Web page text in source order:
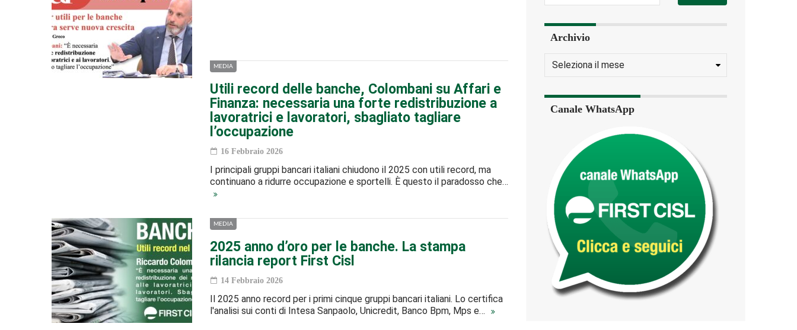
MEDIA
Utili record delle banche, Colombani su Affari e
Finanza: necessaria una forte redistribuzione a
lavoratrici e lavoratori, sbagliato tagliare
l’occupazione
16 Febbraio 2026
I principali gruppi bancari italiani chiudono il 2025 con utili record, ma
continuano a ridurre occupazione e sportelli. È questo il paradosso che…
MEDIA
2025 anno d’oro per le banche. La stampa
rilancia report First Cisl
14 Febbraio 2026
Il 2025 anno record per i primi cinque gruppi bancari italiani. Lo certifica
l'analisi sui conti di Intesa Sanpaolo, Unicredit, Banco Bpm, Mps e…
Archivio
Canale WhatsApp